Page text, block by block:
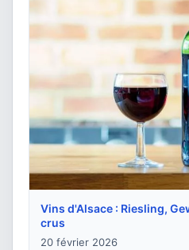
Vins d'Alsace : Riesling,
crus
20 février 2026